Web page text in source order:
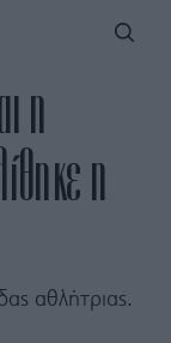
η
η
αθλήτριας.